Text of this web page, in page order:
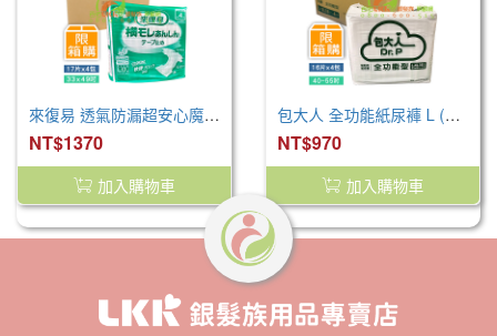
來復易 透氣防漏超安心魔術氈紙尿褲(L)(17片 x 4包)
NT$1370
加入購物車
包大人 全功能紙尿褲 L (64片/箱)
NT$970
加入購物車